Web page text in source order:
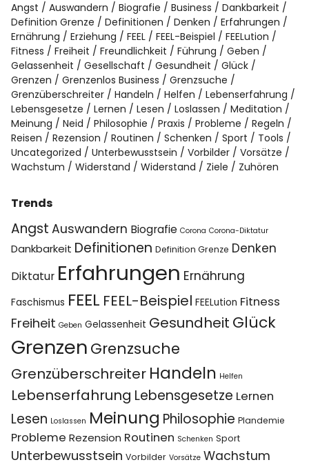
Angst Auswandern Biografie Business
Dankbarkeit
Definition Grenze
Definitionen Denken
Erfahrungen
Ernährung
Erziehung FEEL FEEL-Beispiel
FEELution
Fitness
Freiheit Freundlichkeit Führung
Geben
Gelassenheit
Gesellschaft Gesundheit
Glück
Grenzen
Grenzenlos Business
Grenzsuche
Grenzüberschreiter
Handeln Helfen
Lebenserfahrung
Lebensgesetze
Lernen Lesen Loslassen
Meditation
Meinung
Neid Philosophie Praxis Probleme
Regeln
Reisen
Rezension Routinen Schenken Sport
Tools
Uncategorized
Unterbewusstsein Vorbilder
Vorsätze
Wachstum
Widerstand Widerstand Ziele Zuhören
Trends
Angst Auswandern Biografie Corona Corona-Diktatur
Dankbarkeit Definitionen Definition Grenze Denken
Diktatur Erfahrungen Ernährung
Faschismus FEEL FEEL-Beispiel FEELution Fitness
Freiheit Geben Gelassenheit Gesundheit Glück
Grenzen Grenzsuche
Grenzüberschreiter Handeln Helfen
Lebenserfahrung Lebensgesetze Lernen
Lesen Loslassen Meinung Philosophie Plandemie
Probleme Rezension Routinen Schenken Sport
Unterbewusstsein Vorbilder Vorsätze Wachstum